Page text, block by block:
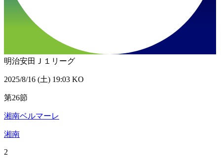
明治安田Ｊ１リーグ
2025/8/16 (土) 19:03 KO
第26節
湘南ベルマーレ
湘南
2